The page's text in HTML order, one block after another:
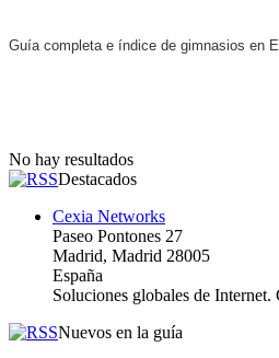
Guía completa e índice de gimnasios en
No hay resultados
Destacados
Cexia Networks
Paseo Pontones 27
Madrid, Madrid 28005
España
Soluciones globales de
Nuevos en la guía